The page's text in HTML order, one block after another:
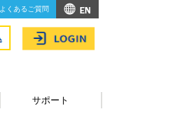
よくあるご質問
サポート